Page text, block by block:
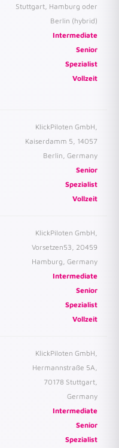
Stuttgart, Hamburg oder
Berlin (hybrid)
Intermediate
Senior
Spezialist
Vollzeit
KlickPiloten GmbH,
Kaiserdamm 5, 14057
Berlin, Germany
Senior
Spezialist
Vollzeit
KlickPiloten GmbH,
Vorsetzen53, 20459
Hamburg, Germany
Intermediate
Senior
Spezialist
Vollzeit
KlickPiloten GmbH,
Hermannstraße 5A,
70178 Stuttgart,
Germany
Intermediate
Senior
Spezialist